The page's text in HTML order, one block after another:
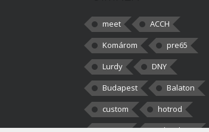
meet
ACCH
Komárom
pre65
Lurdy
DNY
Budapest
Balaton
custom
hotrod